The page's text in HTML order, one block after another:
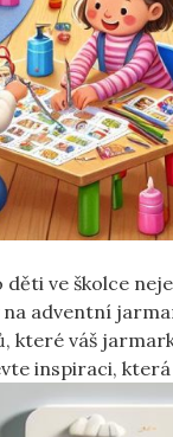
‌ve školce⁣
‌na adventní⁣
které⁢ váš
‌inspiraci,